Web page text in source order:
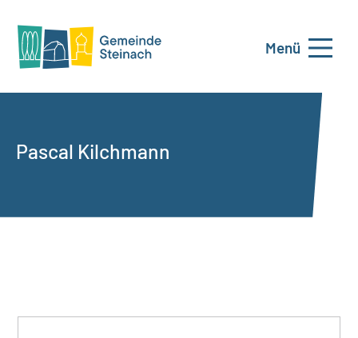
Menü
Pascal Kilchmann